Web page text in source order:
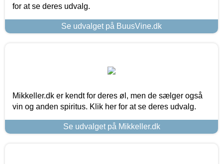
for at se deres udvalg.
Se udvalget på BuusVine.dk
Mikkeller.dk er kendt for deres øl, men de sælger også
vin og anden spiritus. Klik her for at se deres udvalg.
Se udvalget på Mikkeller.dk